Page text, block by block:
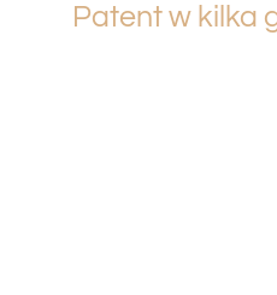
Patent w kilka